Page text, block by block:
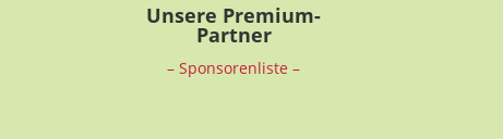
Unsere Premium-
Partner
– Sponsorenliste –